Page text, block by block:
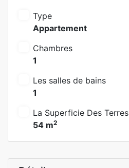
Type
Appartement
Chambres
1
Les salles de bains
1
La Superficie Des Terres
54 m2